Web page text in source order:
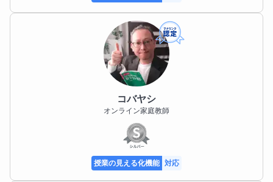
コバヤシ
オンライン家庭教師
授業の見える化機能 対応